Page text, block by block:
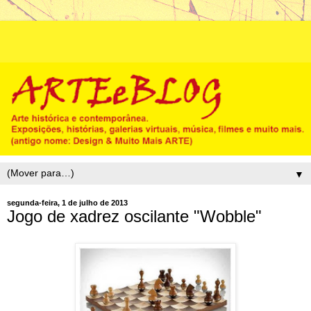
▼
segunda-feira, 1 de julho de 2013
Jogo de xadrez oscilante "Wobble"